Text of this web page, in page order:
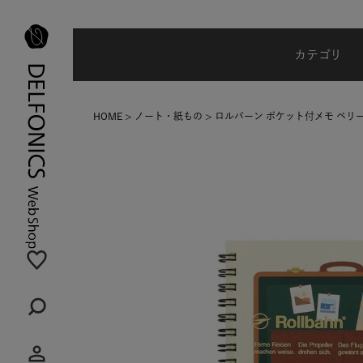
カテゴリ
HOME ノート・紙もの ロルバーン ポケット付メモ ペリ